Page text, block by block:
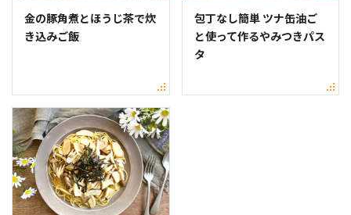
金の豚角煮とほうじ茶で炊
き込みご飯
包丁なし簡単 ツナ缶油ご
と使って作るやみつきパス
タ